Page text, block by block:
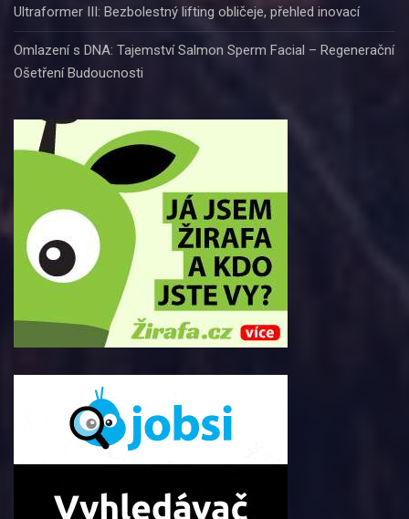
Ultraformer III: Bezbolestný lifting obličeje, přehled inovací
Omlazení s DNA: Tajemství Salmon Sperm Facial – Regenerační
Ošetření Budoucnosti